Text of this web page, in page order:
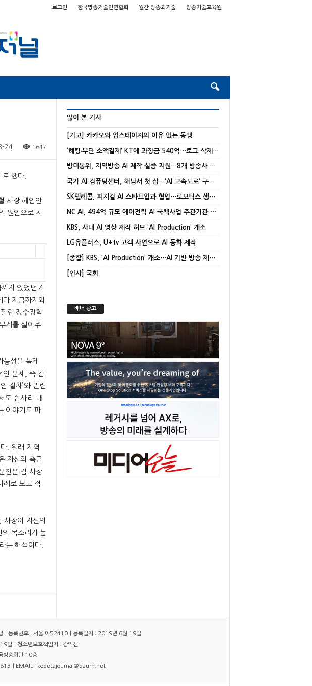
로그인 한국방송기술인연합회 월간 방송과기술 방송기술교육원
24 1647
했다.
사장 해임안
원인으로 지
까지 있었던 4
다 지금까지와
립 정수장학
게를 실어주
성을 높게
인 문제, 즉 김
절차’와 관련
도 쉽사리 내
이야기도 파
. 원래 지역
자신의 측근
진은 김 사장
례로 보고 적
사장이 자신의
의 목소리가 높
는 해석이다.
많이 본 기사
[기고] 카카오와 업스테이지의 이유 있는 동맹
‘해킹‧무단 소액결제’ KT에 과징금 540억…로그 삭제‧거짓 진술
방미통위, 지역방송 AI 제작 실증 지원…8개 방송사 선정
국가 AI 컴퓨팅센터, 해남서 첫 삽…‘AI 고속도로’ 구축 본격화
SK텔레콤, 피지컬 AI 스타트업과 협업…로보틱스 생태계 강화
NC AI, 494억 규모 에이전틱 AI 국책사업 주관기관 선정
KBS, 사내 AI 영상 제작 허브 ‘AI Production’ 개소
LG유플러스, U+tv 고객 사연으로 AI 동화 제작
[종합] KBS, ‘AI Production’ 개소…AI 기반 방송 제작 본격화
[인사] 국회
배너 광고
｜등록번호 : 서울 아52410｜등록일자 : 2019년 6월 19일
일｜청소년보호책임자 : 장익선
방송회관 10층
｜EMAIL : kobetajournal@daum.net